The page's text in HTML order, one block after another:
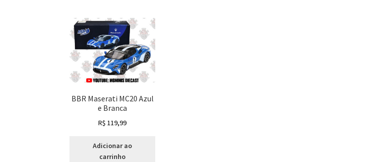
BBR Maserati MC20 Azul
e Branca
R$ 119,99
Adicionar ao
carrinho